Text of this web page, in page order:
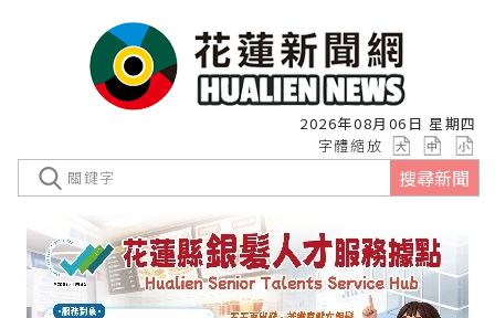
2026年08月06日 星期四
字體縮放
搜尋新聞